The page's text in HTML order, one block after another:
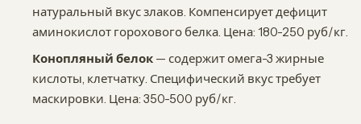
натуральный вкус злаков. Компенсирует дефицит
аминокислот горохового белка. Цена: 180-250 руб/кг.
Конопляный белок — содержит омега-3 жирные
кислоты, клетчатку. Специфический вкус требует
маскировки. Цена: 350-500 руб/кг.